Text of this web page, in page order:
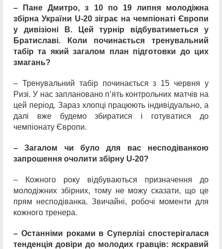
– Пане Дмитро, з 10 по 19 липня молодіжна
збірна України U-20 зіграє на чемпіонаті Європи
у дивізіоні В. Цей турнір відбуватиметься у
Братиславі. Коли починається тренувальний
табір та який загалом план підготовки до цих
змагань?
– Тренувальний табір починається з 15 червня у
Ризі. У нас заплановано п’ять контрольних матчів на
цей період. Зараз хлопці працюють індивідуально, а
далі вже будемо збиратися і готуватися до
чемпіонату Європи.
– Загалом чи було для вас несподіванкою
запрошення очолити збірну U-20?
– Кожного року відбуваються призначення до
молодіжних збірних, тому не можу сказати, що це
прям несподіванка. Звичайні, робочі моменти для
кожного тренера.
– Останніми роками в Суперлізі спостерігалася
тенденція довіри до молодих гравців: яскравий